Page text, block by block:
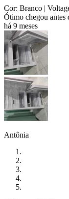
Cor: Branco |
Ótimo chegou antes
há 9 meses
Antônia